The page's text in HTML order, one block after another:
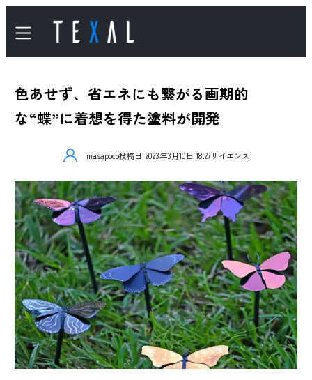
色あせず、省エネにも繋がる画期的
な“蝶”に着想を得た塗料が開発
masapoco投稿日 2023年3月10日 18:27サイエンス